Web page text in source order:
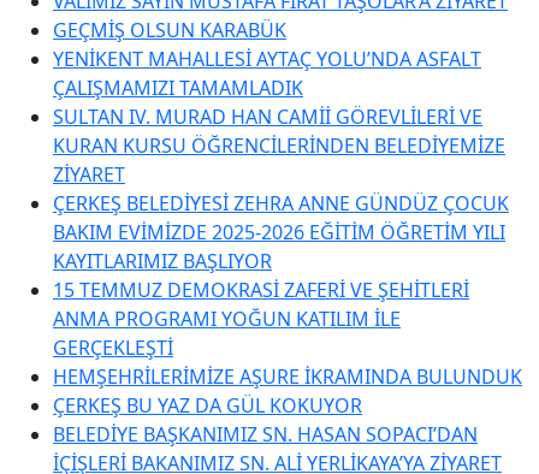
GEÇMİŞ OLSUN KARABÜK
YENİKENT MAHALLESİ AYTAÇ YOLU’NDA ASFALT
ÇALIŞMAMIZI TAMAMLADIK
SULTAN IV. MURAD HAN CAMİİ GÖREVLİLERİ VE
KURAN KURSU ÖĞRENCİLERİNDEN BELEDİYEMİZE
ZİYARET
ÇERKEŞ BELEDİYESİ ZEHRA ANNE GÜNDÜZ ÇOCUK
BAKIM EVİMİZDE 2025-2026 EĞİTİM ÖĞRETİM YILI
KAYITLARIMIZ BAŞLIYOR
15 TEMMUZ DEMOKRASİ ZAFERİ VE ŞEHİTLERİ
ANMA PROGRAMI YOĞUN KATILIM İLE
GERÇEKLEŞTİ
HEMŞEHRİLERİMİZE AŞURE İKRAMINDA BULUNDUK
ÇERKEŞ BU YAZ DA GÜL KOKUYOR
BELEDİYE BAŞKANIMIZ SN. HASAN SOPACI’DAN
İÇİŞLERİ BAKANIMIZ SN. ALİ YERLİKAYA’YA ZİYARET